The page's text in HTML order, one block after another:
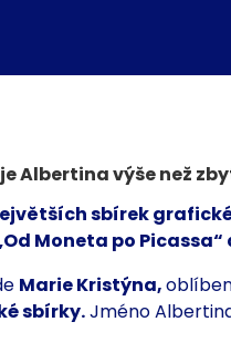
Albertina výše než
sbírek
Moneta po
Marie Kristýna,
sbírky.Jméno